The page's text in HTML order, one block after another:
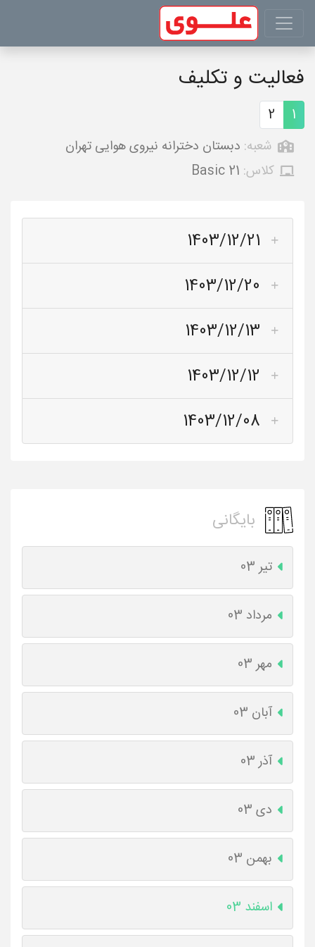
فعالیت و تکلیف
1
2
شعبه: دبستان دخترانه نیروی هوایی تهران
کلاس: Basic 21
1403/12/21
1403/12/20
1403/12/13
1403/12/12
1403/12/08
بایگانی
تیر 03
مرداد 03
مهر 03
آبان 03
آذر 03
دی 03
بهمن 03
اسفند 03